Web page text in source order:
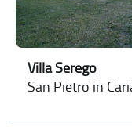
Villa Serego
San Pietro in